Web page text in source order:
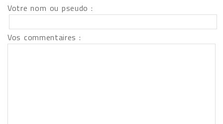
Votre nom ou pseudo :
Vos commentaires :